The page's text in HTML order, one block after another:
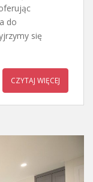
do
się
CZYTAJ WIĘCEJ